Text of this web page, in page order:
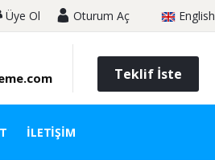
Üye Ol Oturum Aç English
Teklif İste
İLETIŞIM